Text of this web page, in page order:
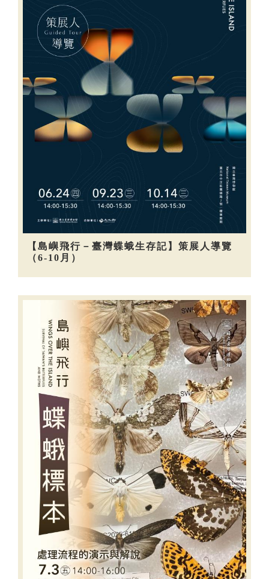
【島嶼飛行－臺灣蝶蛾生存記】策展人導覽
（6-10月）